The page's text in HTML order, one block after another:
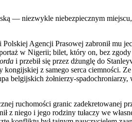
— niezwykle niebezpiecznym
Agencji Prasowej zabronił mu
w Nigerii; bilet, który on, bez
i przebił się przez dżunglę do
z samego serca ciemności.
belgijskich żołnierzy-
ruchomości granic zadekretowanej
z niego i jego rodziny tułaczy we